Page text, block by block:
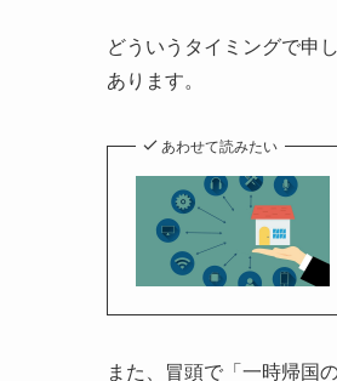
どういうタイミングで申
あります。
あわせて読みたい
また、冒頭で「一時帰国